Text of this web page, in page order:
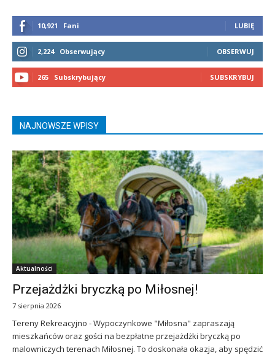
10,921 Fani LUBIĘ
2,224 Obserwujący OBSERWUJ
265 Subskrybujący SUBSKRYBUJ
NAJNOWSZE WPISY
Aktualności
Przejażdżki bryczką po Miłosnej!
7 sierpnia 2026
Tereny Rekreacyjno - Wypoczynkowe "Miłosna" zapraszają
mieszkańców oraz gości na bezpłatne przejażdżki bryczką po
malowniczych terenach Miłosnej. To doskonała okazja, aby spędzić